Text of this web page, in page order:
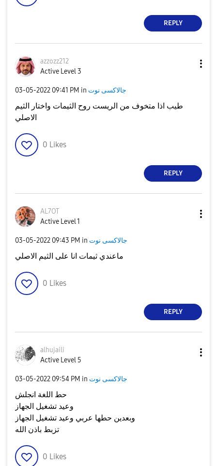
REPLY
azzozz212
Active Level 3
‎03-05-2022 09:41 PM in جالاكسى نوت
طيب اذا متخوف من الريست روح الثيمات واختار الثيم
الاصلي
0 Likes
REPLY
AL7OT
Active Level 1
‎03-05-2022 09:43 PM in جالاكسى نوت
ماعندي ثيمات انا على الثيم الاصلي
0 Likes
REPLY
alhujaili
Active Level 5
‎03-05-2022 09:54 PM in جالاكسى نوت
حط اللغة انجلش
وعيد تشغيل الجهاز
وبعدين حطها عربي وعيد تشغيل الجهاز
تزبط باذن الله
0 Likes